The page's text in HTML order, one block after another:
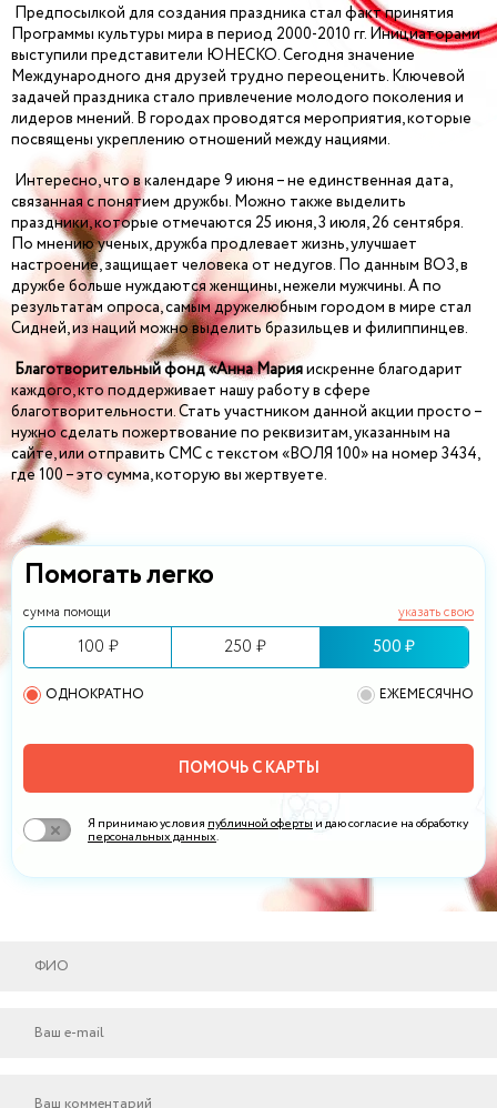
Помогать легко
сумма помощи указать свою
100 ₽ 250 ₽ 500 ₽
ОДНОКРАТНО ЕЖЕМЕСЯЧНО
ПОМОЧЬ С КАРТЫ
Я принимаю условия публичной оферты и даю согласие на обработку
персональных данных.
Предпосылкой для создания праздника стал факт принятия
Программы культуры мира в период 2000-2010 гг. Инициаторами
выступили представители ЮНЕСКО. Сегодня значение
Международного дня друзей трудно переоценить. Ключевой
задачей праздника стало привлечение молодого поколения и
лидеров мнений. В городах проводятся мероприятия, которые
посвящены укреплению отношений между нациями.
Интересно, что в календаре 9 июня – не единственная дата,
связанная с понятием дружбы. Можно также выделить
праздники, которые отмечаются 25 июня, 3 июля, 26 сентября.
По мнению ученых, дружба продлевает жизнь, улучшает
настроение, защищает человека от недугов. По данным ВОЗ, в
дружбе больше нуждаются женщины, нежели мужчины. А по
результатам опроса, самым дружелюбным городом в мире стал
Сидней, из наций можно выделить бразильцев и филиппинцев.
Благотворительный фонд «Анна Марияискренне благодарит
каждого, кто поддерживает нашу работу в сфере
благотворительности. Стать участником данной акции просто –
нужно сделать пожертвование по реквизитам, указанным на
сайте, или отправить СМС с текстом «ВОЛЯ 100» на номер 3434,
где 100 – это сумма, которую вы жертвуете.